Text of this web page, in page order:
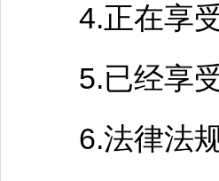
4.正在享受
5.已经享受
6.法律法规